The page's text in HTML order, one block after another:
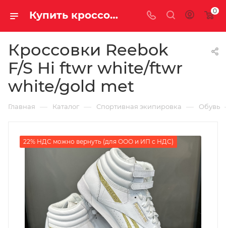
Купить кроссовки reebok f/s hi ftwr white/ftwr white/gold met у официального дилера за 2800.00000000 рублей 0
Кроссовки Reebok
F/S Hi ftwr white/ftwr
white/gold met
Главная — Каталог — Спортивная экипировка — Обувь
22% НДС можно вернуть (для ООО и ИП с НДС)